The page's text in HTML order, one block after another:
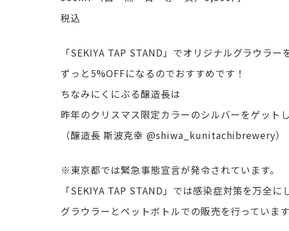
税込
「SEKIYA TAP STAND」でオリジナルグラウラー
ずっと5%OFFになるのでおすすめです！
ちなみにくにぶる醸造長は
昨年のクリスマス限定カラーのシルバーをゲット
（醸造長 斯波克幸 @shiwa_kunitachibrewery）
※東京都では緊急事態宣言が発令されています。
「SEKIYA TAP STAND」では感染症対策を万全に
グラウラーとペットボトルでの販売を行っていま